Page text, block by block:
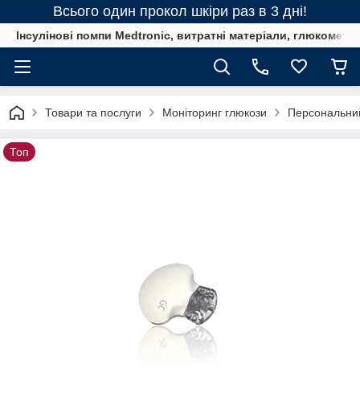
Всього один прокол шкіри раз в 3 дні!
Інсулінові помпи Medtronic, витратні матеріали,
Товари та послуги Моніторинг глюкози
Топ